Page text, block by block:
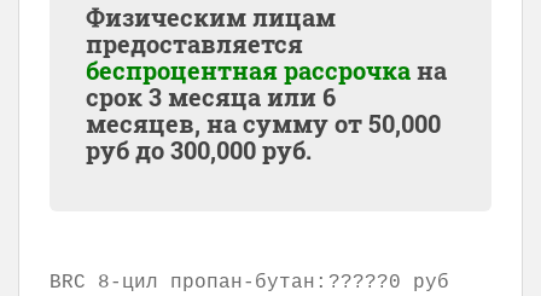
Физическим лицам
предоставляется
беспроцентная рассрочкана
срок 3 месяца или 6
месяцев, на сумму от50,000
руб до300,000руб.
BRC 8-цил пропан-бутан: ?????0 руб